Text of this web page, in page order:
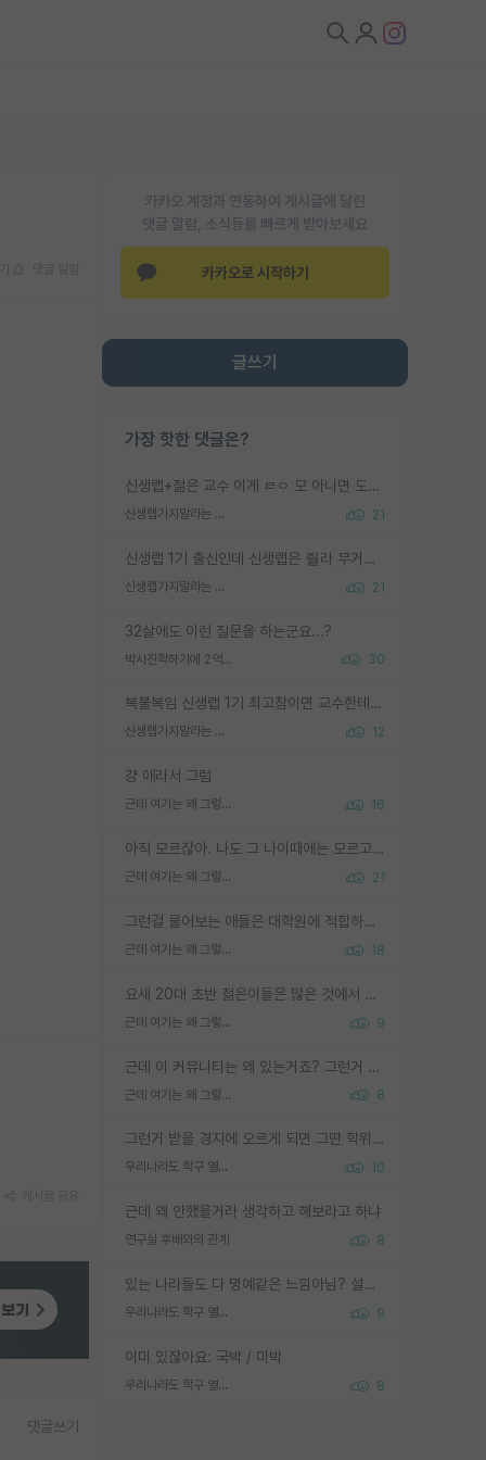
카카오 계정과 연동하여 게시글에 달린
댓글 알람, 소식등을 빠르게 받아보세요
카카오로 시작하기
글쓰기
가장 핫한 댓글은?
신생랩+젊은 교수 이게 ㄹㅇ 모 아니면 도인듯.
신생랩가지말라는 이유가 있었구나 21
신생랩 1기 출신인데 신생랩은 줠라 무거운 바벨 같은거임. 들면 대박인데 못들면 깔려 죽음. 아무도 알려주지 않는 환경에서 자생해야하지만, 일단 살아남았다면 그 어떤 사람보다 악착같고 생존력 높은 사람으로 거듭날 수 있음
신생랩가지말라는 이유가 있었구나 21
32살에도 이런 질문을 하는군요...?
박사진학하기에 2억은 괜찮은 (?) 정도의 경제력인가요 30
복불복임 신생랩 1기 최고참이면 교수한테 직접 지도받는 시간이 매우 많음 제대로 된 교수라면 말이지 그게 아니라면 그냥 넌 해방 불가능한 노예 1호에 감점쓰레기통이 되는거고
신생랩가지말라는 이유가 있었구나 12
걍 애라서 그럼
근데 여기는 왜 그렇게 SPK를 물어보는거임? 16
아직 모르잖아. 나도 그 나이때에는 모르고 평가 받고 안심하고 싶었어.
근데 여기는 왜 그렇게 SPK를 물어보는거임? 21
그런걸 물어보는 애들은 대학원에 적합하지 않다
근데 여기는 왜 그렇게 SPK를 물어보는거임? 18
요새 20대 초반 젊은이들은 많은 것에서 가성비를 따지더라고요. 내가 이 정도 인풋을 넣었을 때 그만큼 아웃풋이 나올 것인가? 사실 아웃풋이 인풋 대비 리니어하게 나오지 않는 영역을 시도하기 싫어한다는 느낌입니다.
근데 여기는 왜 그렇게 SPK를 물어보는거임? 9
근데 이 커뮤니티는 왜 있는거죠? 그런거 쉽게 물어볼수있어서 있는거 아닌가요? 그렇게 보기 싫으면 커뮤니티도 하지마시지 그러면
근데 여기는 왜 그렇게 SPK를 물어보는거임? 8
그런거 받을 경지에 오르게 되면 그딴 학위명이 필요없음
우리나라도 학구 열풍보면 Higher Doctorate 학위가 필요하다고 봅니다. 10
근데 왜 안했을거라 생각하고 해보라고 하냐
연구실 후배와의 관계 8
있는 나라들도 다 명예같은 느낌아님? 설마 박사끼리 등급나눠서 학위수여하자 같은 헛소리는 아니지? ㅋㅋ
우리나라도 학구 열풍보면 Higher Doctorate 학위가 필요하다고 봅니다. 9
이미 있잖아요: 국박 / 미박
우리나라도 학구 열풍보면 Higher Doctorate 학위가 필요하다고 봅니다. 8
댓글쓰기